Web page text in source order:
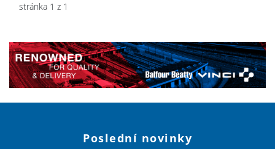
stránka 1 z 1
Poslední novinky